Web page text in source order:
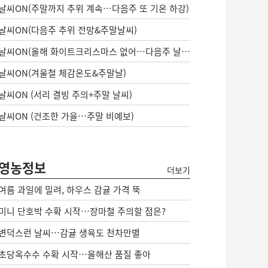
씨ON(주말까지 추위 계속…다음주 또 기온 하강)
씨ON(다음주 추위 전망&주말날씨)
날씨ON(올해 화이트크리스마스 없어…다음주 날씨는?)
씨ON(겨울철 체감온도&주말날)
씨ON (서리 결빙 주의+주말 날씨)
씨ON (건조한 가을…주말 비예보)
농정보 더보기
름 과일에 밀려, 하우스 감귤 가격 뚝
니 단호박 수확 시작…장마철 주의할 점은?
덕스런 날씨…감귤 생육도 천차만별
당옥수수 수확 시작…올해산 품질 좋아